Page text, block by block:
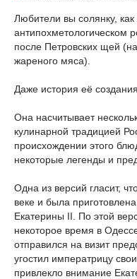
Любители вы солянку,
антипохметологическом
после Петровских щей
жареного мяса).
Даже история её
Она насчитывает
кулинарной традицией
происхождении этого
некоторые легенды и
Одна из версий гласит,
веке и была
Екатерины II. По этой
некоторое время в
отправился на визит
угостил императрицу
привлекло внимание